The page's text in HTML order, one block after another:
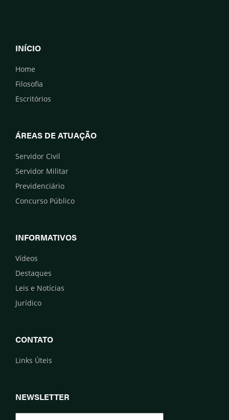
INÍCIO
Home
Filosofia
Escritórios
ÁREAS DE ATUAÇÃO
Servidor Civil
Servidor Militar
Previdenciário
Concurso Público
INFORMATIVOS
Vídeos
Destaques
Leis e Notícias
Jurídico
CONTATO
Links Úteis
NEWSLETTER